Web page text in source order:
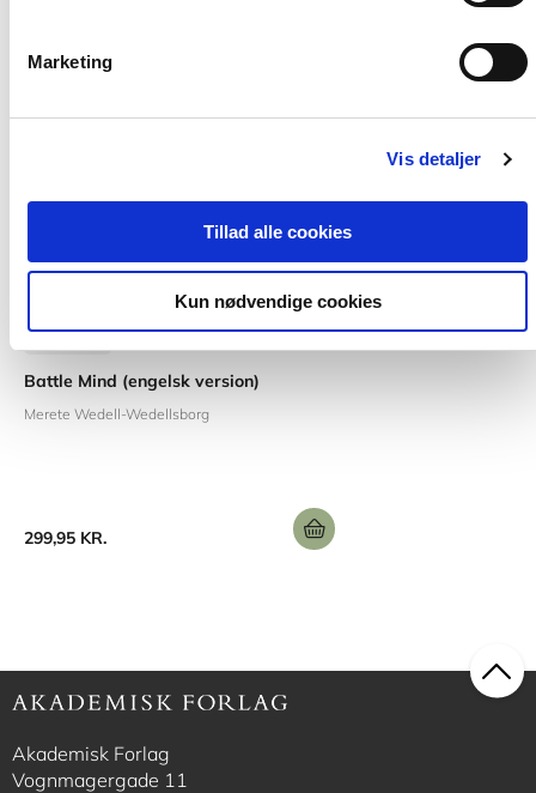
Marketing
Vis detaljer
Tillad alle cookies
Kun nødvendige cookies
Battle Mind (engelsk version)
Merete Wedell-Wedellsborg
299,95 KR.
Akademisk Forlag
Vognmagergade 11